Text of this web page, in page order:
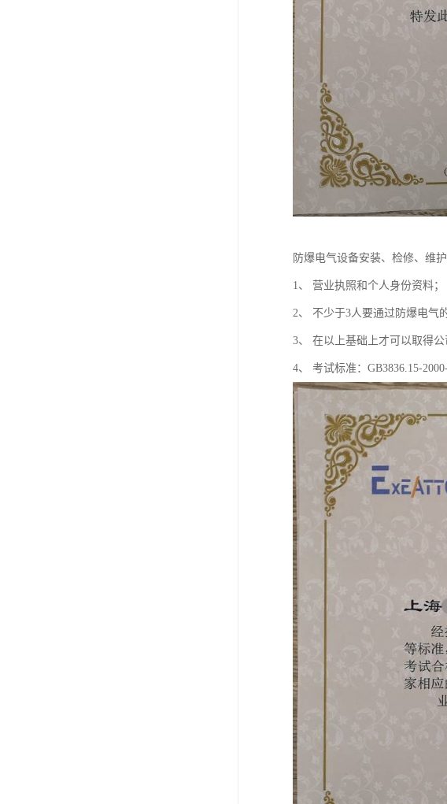
防爆电气设备安装、检修、维
1、 营业执照和个人身份资料；
2、 不少于3人要通过防爆电气
3、 在以上基础上才可以取得
4、 考试标准：GB3836.15-